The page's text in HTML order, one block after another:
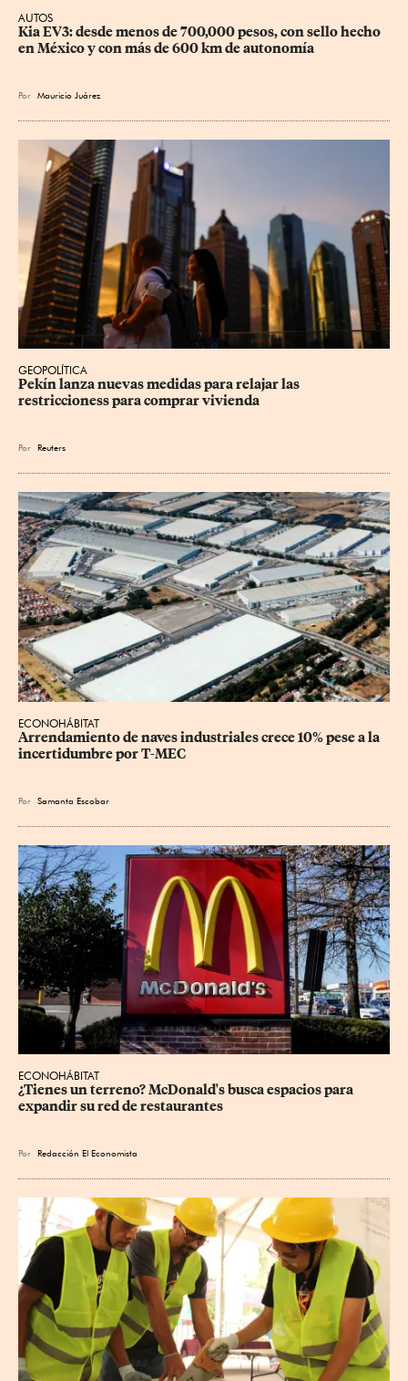
AUTOS
Kia EV3: desde menos de 700,000 pesos, con sello hecho
en México y con más de 600 km de autonomía
Por Mauricio Juárez
GEOPOLÍTICA
Pekín lanza nuevas medidas para relajar ⁠las
restriccioness para comprar vivienda
Por Reuters
ECONOHÁBITAT
Arrendamiento de naves industriales crece 10% pese a la
incertidumbre por T-MEC
Por Samanta Escobar
ECONOHÁBITAT
¿Tienes un terreno? McDonald's busca espacios para
expandir su red de restaurantes
Por Redacción El Economista